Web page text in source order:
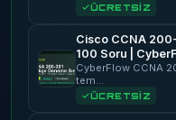
ÜCRETSİZ
Cisco CCNA
100 Soru |
CyberFlow CCNA
tem…
ÜCRETSİZ